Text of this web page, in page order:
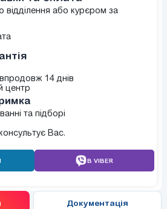
або курєром за
14 днів
центр
та підборі
Вас.
В VIBER
Документація